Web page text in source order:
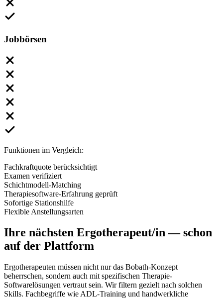
Jobbörsen
Funktionen im Vergleich:
Fachkraftquote berücksichtigt
Examen verifiziert
Schichtmodell-Matching
Therapiesoftware-Erfahrung geprüft
Sofortige Stationshilfe
Flexible Anstellungsarten
Ihre nächsten Ergotherapeut/in— schon
auf der Plattform
Ergotherapeuten müssen nicht nur das Bobath-Konzept
beherrschen, sondern auch mit spezifischen Therapie-
Softwarelösungen vertraut sein. Wir filtern gezielt nach solchen
Skills. Fachbegriffe wie ADL-Training und handwerkliche